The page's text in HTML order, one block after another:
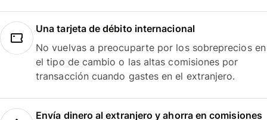
Una tarjeta de débito internacional
No vuelvas a preocuparte por los sobreprecios en
el tipo de cambio o las altas comisiones por
transacción cuando gastes en el extranjero.
Envía dinero al extranjero y ahorra en comisiones